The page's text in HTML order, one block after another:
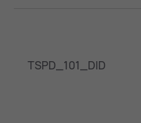
TSPD_101_DID